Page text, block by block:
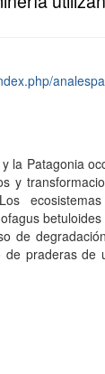
la Patagonia
y
de
praderas de